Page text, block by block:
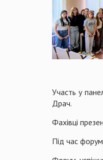
Участь у
Драч.
Фахівці
Під час